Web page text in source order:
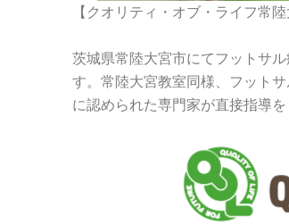
【クオリティ・オブ・ライフ常陸
茨城県常陸大宮市にてフットサ
す。常陸大宮教室同様、フット
に認められた専門家が直接指導を